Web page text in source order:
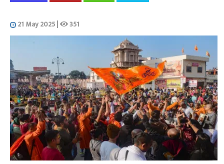
21 May 2025| 351